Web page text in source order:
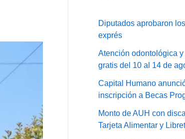
Diputados aprobaron
exprés
Atención odontológica
gratis del 10 al 14 de
Capital Humano
inscripción a Becas
Monto de AUH con
Tarjeta Alimentar y